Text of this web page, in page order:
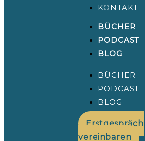
KONTAKT
BÜCHER
PODCAST
BLOG
BÜCHER
PODCAST
BLOG
Erstgespräch
vereinbaren